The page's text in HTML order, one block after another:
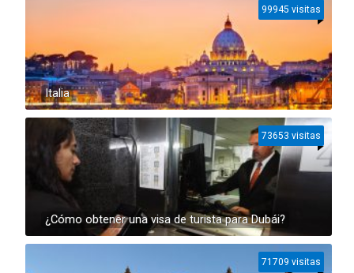
Italia
99945 visitas
¿Cómo obtener una visa de turista para Dubái?
73653 visitas
71709 visitas